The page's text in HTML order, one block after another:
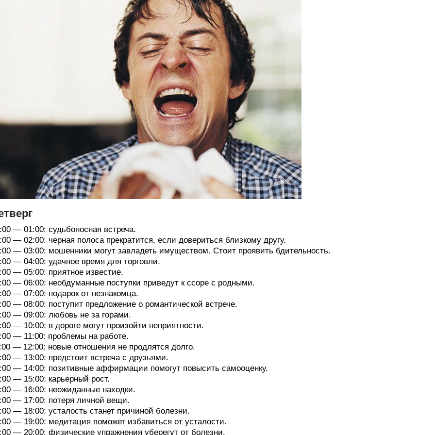
— 01:00: судьбоносная встреча.
— 02:00: черная полоса прекратится, если довериться близкому другу.
— 03:00: мошенники могут завладеть имуществом. Стоит проявить бдительность.
— 04:00: удачное время для торговли.
— 05:00: приятное известие.
— 06:00: необдуманные поступки приведут к ссоре с родными.
— 07:00: подарок от незнакомца.
— 08:00: поступит предложение о романтической встрече.
— 09:00: любовь не за горами.
— 10:00: в дороге могут произойти неприятности.
— 11:00: проблемы на работе.
— 12:00: новые отношения не продлятся долго.
— 13:00: предстоит встреча с друзьями.
— 14:00: позитивные аффирмации помогут повысить самооценку.
— 15:00: карьерный рост.
— 16:00: неожиданные находки.
— 17:00: потеря личной вещи.
— 18:00: усталость станет причиной болезни.
— 19:00: медитация поможет избавиться от усталости.
— 20:00: физические упражнения уберегут от болезни.